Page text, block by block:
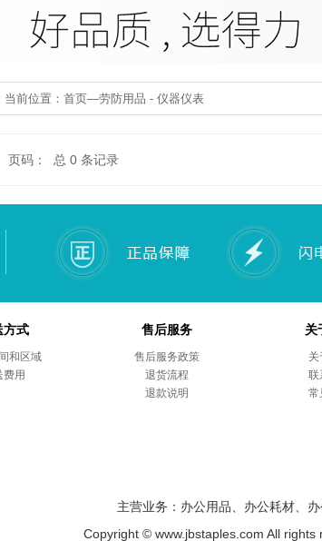
当前位置：首页—劳防用品 - 仪器仪表
页码： 总 0 条记录
方式
和区域
费用
售后服务
售后服务政策
退货流程
退款说明
关
关
联
常
主营业务：办公用品、办公耗材、
Copyright © www.jbstaples.com All rights